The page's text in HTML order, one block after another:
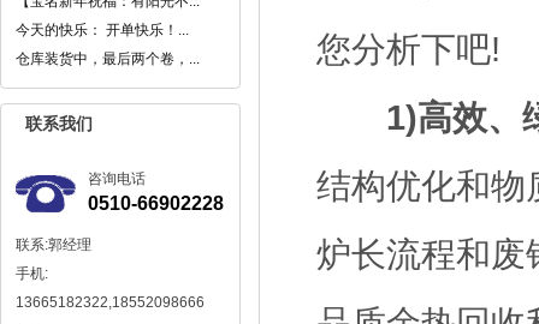
今天的快乐： 开单快乐！...
仓库装货中，最后两个卷，...
联系我们
咨询电话
0510-66902228
联系:郭经理
手机:
13665182322,18552098666
您分析下吧!
1)高效、
结构优化和物
炉长流程和废